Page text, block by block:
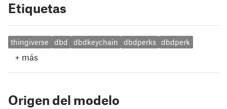
Etiquetas
thingiverse dbd dbdkeychain dbdperks dbdperk
+ más
Origen del modelo